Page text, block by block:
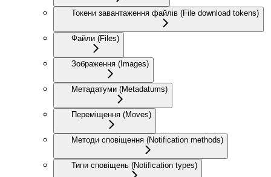
Токени завантаження файлів (File download tokens)
Файли (Files)
Зображення (Images)
Метадатуми (Metadatums)
Переміщення (Moves)
Методи сповіщення (Notification methods)
Типи сповіщень (Notification types)